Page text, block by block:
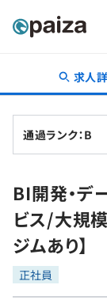
転職・キャリア
転職成功ガイド
転職エージェント
インタビュー
転職成功ガイド
新卒就活
求人検索
本選考
インターン
学習
講座一覧
問題集
スキルチェック
プログラミング言語
ゲーム・マンガ
求人
通過ランク：B
BI開発・デ
ビス/大規
ジムあり】
正社員